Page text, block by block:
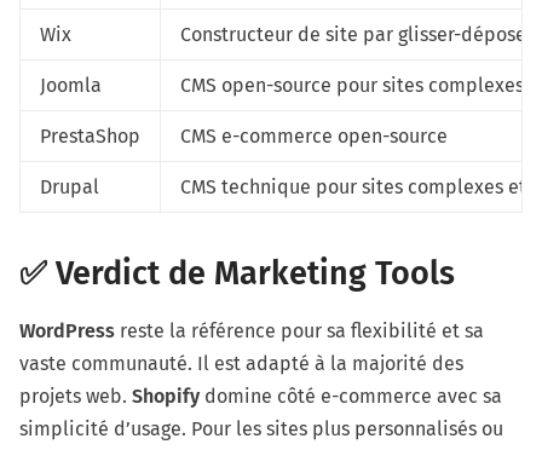
Wix Constructeur de site par glisser-déposer
Joomla CMS open-source pour sites complexes
PrestaShop CMS e-commerce open-source
Drupal CMS technique pour sites complexes et
✅ Verdict de Marketing Tools
WordPress reste la référence pour sa flexibilité et sa
vaste communauté. Il est adapté à la majorité des
projets web. Shopify domine côté e-commerce avec sa
simplicité d’usage. Pour les sites plus personnalisés ou